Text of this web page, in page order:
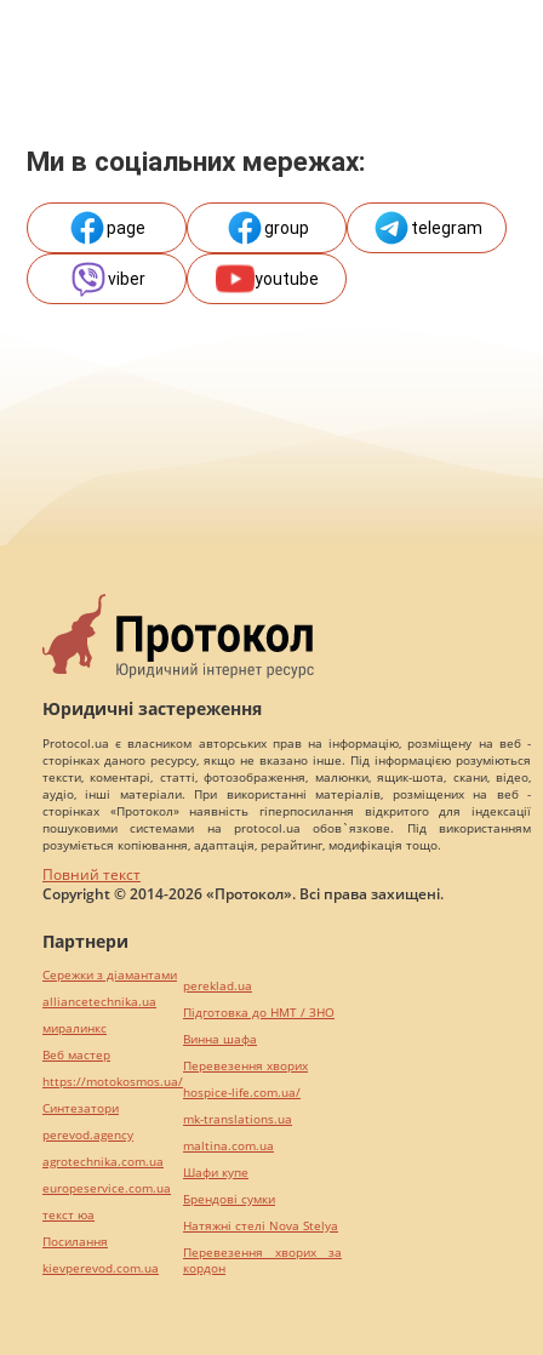
Ми в соціальних мережах:
page group telegram
viber youtube
Юридичні застереження
Protocol.ua є власником авторських прав на інформацію, розміщену на веб -
сторінках даного ресурсу, якщо не вказано інше. Під інформацією розуміються
тексти, коментарі, статті, фотозображення, малюнки, ящик-шота, скани, відео,
аудіо, інші матеріали. При використанні матеріалів, розміщених на веб -
сторінках «Протокол» наявність гіперпосилання відкритого для індексації
пошуковими системами на protocol.ua обов`язкове. Під використанням
розуміється копіювання, адаптація, рерайтинг, модифікація тощо.
Повний текст
Copyright © 2014-2026 «Протокол». Всі права захищені.
Партнери
Сережки з діамантами
alliancetechnika.ua
миралинкс
Веб мастер
https://motokosmos.ua/
Синтезатори
perevod.agency
agrotechnika.com.ua
europeservice.com.ua
текст юа
Посилання
kievperevod.com.ua
pereklad.ua
Підготовка до НМТ / ЗНО
Винна шафа
Перевезення хворих
hospice-life.com.ua/
mk-translations.ua
maltina.com.ua
Шафи купе
Брендові сумки
Натяжні стелі Nova Stelya
Перевезення хворих за
кордон